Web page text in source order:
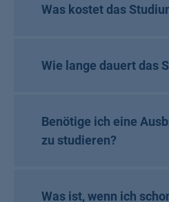
Was kostet das
Wie lange dauert das
Benötige ich eine
zu studieren?
Was ist, wenn ich